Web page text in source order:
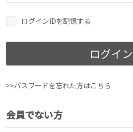
ログインIDを記憶する
ログイン
>>パスワードを忘れた方はこちら
会員でない方